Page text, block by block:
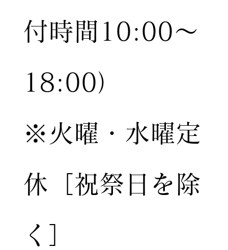
付時間10:00〜
18:00）
※火曜・水曜定
休［祝祭日を除
く］